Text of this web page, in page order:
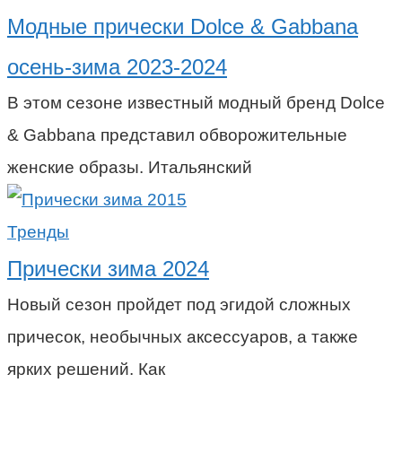
Модные прически Dolce & Gabbana
осень-зима 2023-2024
В этом сезоне известный модный бренд Dolce
& Gabbana представил обворожительные
женские образы. Итальянский
Тренды
Прически зима 2024
Новый сезон пройдет под эгидой сложных
причесок, необычных аксессуаров, а также
ярких решений. Как